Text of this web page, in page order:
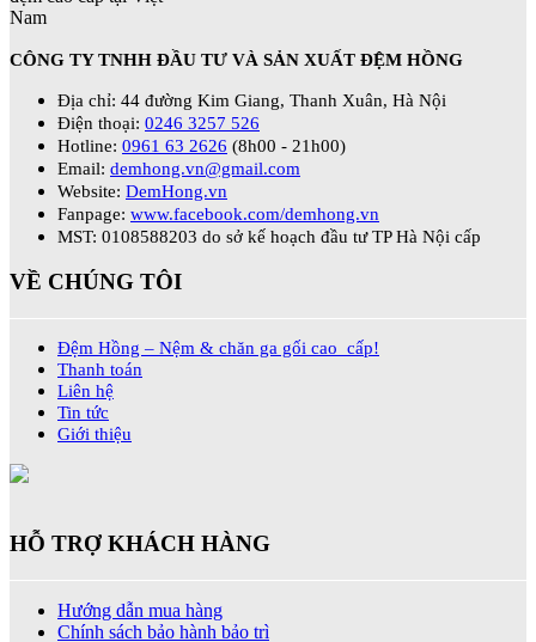
CÔNG TY TNHH ĐẦU TƯ VÀ SẢN XUẤT ĐỆM HỒNG
Địa chỉ: 44 đường Kim Giang, Thanh Xuân, Hà Nội
Điện thoại: 0246 3257 526
Hotline: 0961 63 2626 (8h00 - 21h00)
Email: demhong.vn@gmail.com
Website: DemHong.vn
Fanpage: www.facebook.com/demhong.vn
MST: 0108588203 do sở kế hoạch đầu tư TP Hà Nội cấp
VỀ CHÚNG TÔI
Đệm Hồng – Nệm & chăn ga gối cao cấp!
Thanh toán
Liên hệ
Tin tức
Giới thiệu
HỖ TRỢ KHÁCH HÀNG
Hướng dẫn mua hàng
Chính sách bảo hành bảo trì